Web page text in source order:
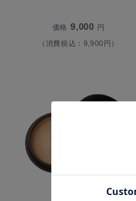
価格 9,000 円
（消費税込：9,900円）